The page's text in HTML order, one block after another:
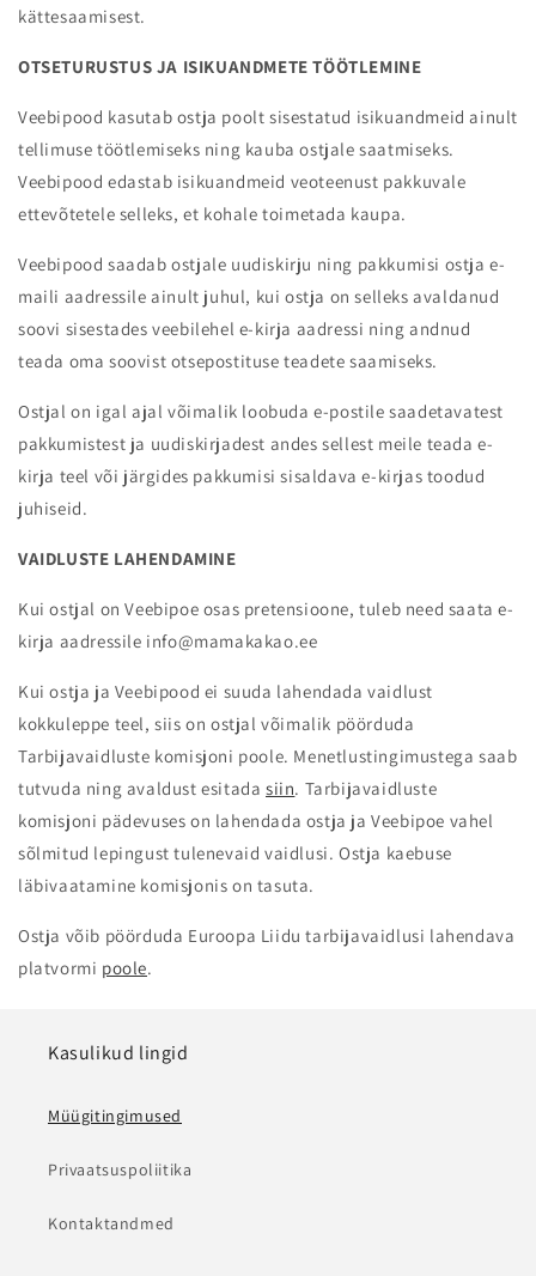
kättesaamisest.
OTSETURUSTUS JA ISIKUANDMETE TÖÖTLEMINE
Veebipood kasutab ostja poolt sisestatud isikuandmeid ainult
tellimuse töötlemiseks ning kauba ostjale saatmiseks.
Veebipood edastab isikuandmeid veoteenust pakkuvale
ettevõtetele selleks, et kohale toimetada kaupa.
Veebipood saadab ostjale uudiskirju ning pakkumisi ostja e-
maili aadressile ainult juhul, kui ostja on selleks avaldanud
soovi sisestades veebilehel e-kirja aadressi ning andnud
teada oma soovist otsepostituse teadete saamiseks.
Ostjal on igal ajal võimalik loobuda e-postile saadetavatest
pakkumistest ja uudiskirjadest andes sellest meile teada e-
kirja teel või järgides pakkumisi sisaldava e-kirjas toodud
juhiseid.
VAIDLUSTE LAHENDAMINE
Kui ostjal on Veebipoe osas pretensioone, tuleb need saata e-
kirja aadressile info@mamakakao.ee
Kui ostja ja Veebipood ei suuda lahendada vaidlust
kokkuleppe teel, siis on ostjal võimalik pöörduda
Tarbijavaidluste komisjoni poole. Menetlustingimustega saab
tutvuda ning avaldust esitadasiin. Tarbijavaidluste
komisjoni pädevuses on lahendada ostja ja Veebipoe vahel
sõlmitud lepingust tulenevaid vaidlusi. Ostja kaebuse
läbivaatamine komisjonis on tasuta.
Ostja võib pöörduda Euroopa Liidu tarbijavaidlusi lahendava
platvormi poole.
Kasulikud lingid
Müügitingimused
Privaatsuspoliitika
Kontaktandmed